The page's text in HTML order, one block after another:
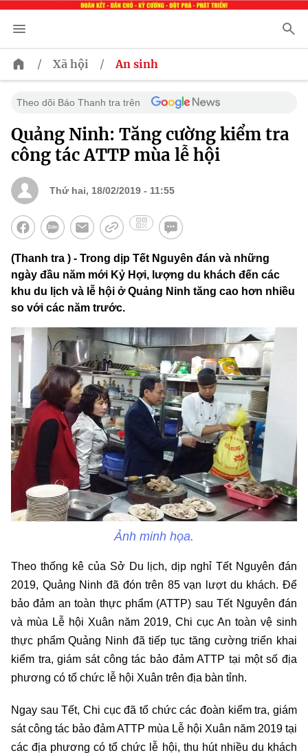
/ Xã hội / An sinh
Theo dõi Báo Thanh tra trên
Quảng Ninh: Tăng cường kiểm tra
công tác ATTP mùa lễ hội
Thứ hai, 18/02/2019 - 11:55
(Thanh tra ) - Trong dịp Tết Nguyên đán và những
ngày đầu năm mới Kỷ Hợi, lượng du khách đến các
khu du lịch và lễ hội ở Quảng Ninh tăng cao hơn nhiều
so với các năm trước.
Ảnh minh họa.
Theo thống kê của Sở Du lịch, dịp nghỉ Tết Nguyên đán
2019, Quảng Ninh đã đón trên 85 vạn lượt du khách. Để
bảo đảm an toàn thực phẩm (ATTP) sau Tết Nguyên đán
và mùa Lễ hội Xuân năm 2019, Chi cục An toàn vệ sinh
thực phẩm Quảng Ninh đã tiếp tục tăng cường triển khai
kiểm tra, giám sát công tác bảo đảm ATTP tại một số địa
phương có tổ chức lễ hội Xuân trên địa bàn tỉnh.
Ngay sau Tết, Chi cục đã tổ chức các đoàn kiểm tra, giám
sát công tác bảo đảm ATTP mùa Lễ hội Xuân năm 2019 tại
các địa phương có tổ chức lễ hội, thu hút nhiều du khách